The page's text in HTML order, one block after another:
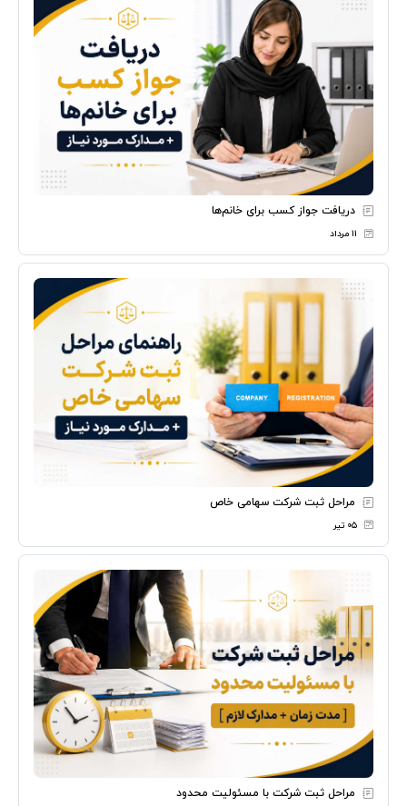
دریافت جواز کسب برای خانم‌ها
۱۱ مرداد
مراحل ثبت شرکت سهامی خاص
۰۵ تیر
مراحل ثبت شرکت با مسئولیت محدود